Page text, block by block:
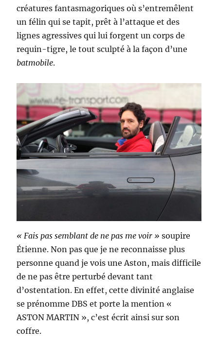
créatures fantasmagoriques où s’entremêlent
un félin qui se tapit, prêt à l’attaque et des
lignes agressives qui lui forgent un corps de
requin-tigre, le tout sculpté à la façon d’une
batmobile.
« Fais pas semblant de ne pas me voir » soupire
Étienne. Non pas que je ne reconnaisse plus
personne quand je vois une Aston, mais difficile
de ne pas être perturbé devant tant
d’ostentation. En effet, cette divinité anglaise
se prénomme DBS et porte la mention «
ASTON MARTIN », c’est écrit ainsi sur son
coffre.